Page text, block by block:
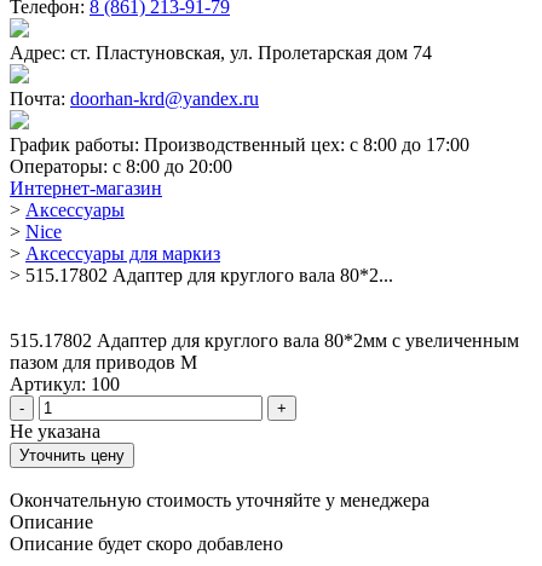
Телефон: 8 (861) 213-91-79
Адрес: ст. Пластуновская, ул. Пролетарская дом 74
Почта: doorhan-krd@yandex.ru
График работы: Производственный цех: c 8:00 до 17:00
Операторы: c 8:00 до 20:00
Интернет-магазин
> Аксессуары
> Nice
> Аксессуары для маркиз
> 515.17802 Адаптер для круглого вала 80*2...
515.17802 Адаптер для круглого вала 80*2мм с увеличенным
пазом для приводов M
Артикул: 100
- +
Не указана
Уточнить цену
Окончательную стоимость уточняйте у менеджера
Описание
Описание будет скоро добавлено